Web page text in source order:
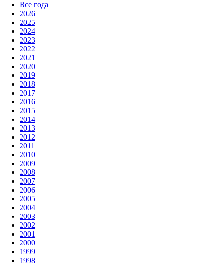
Все года
2026
2025
2024
2023
2022
2021
2020
2019
2018
2017
2016
2015
2014
2013
2012
2011
2010
2009
2008
2007
2006
2005
2004
2003
2002
2001
2000
1999
1998